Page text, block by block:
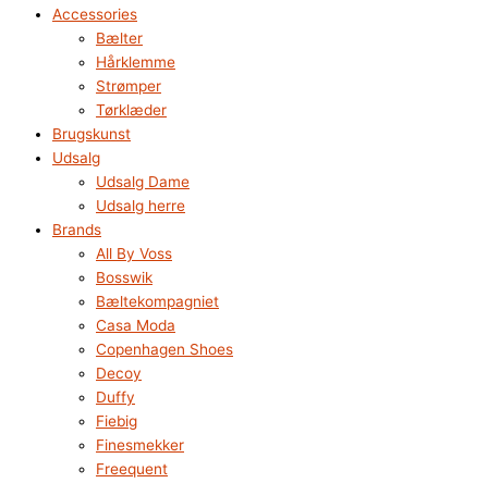
Accessories
Bælter
Hårklemme
Strømper
Tørklæder
Brugskunst
Udsalg
Udsalg Dame
Udsalg herre
Brands
All By Voss
Bosswik
Bæltekompagniet
Casa Moda
Copenhagen Shoes
Decoy
Duffy
Fiebig
Finesmekker
Freequent